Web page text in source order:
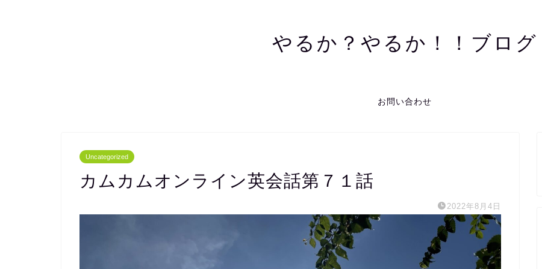
やるか？やるか！！ブログ
お問い合わせ
Uncategorized
カムカムオンライン英会話第７１話
2022年8月4日